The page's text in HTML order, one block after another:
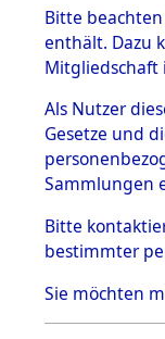
BESTÄNDE
1.
mente
5.
5.3
5.3.1
zu
en
5.3.2
Bitte
enthält. Dazu
Mitgliedschaft
Als Nutzer
Gesetze und
Sammlungen
Bitte
bestimmter
Sie möchten